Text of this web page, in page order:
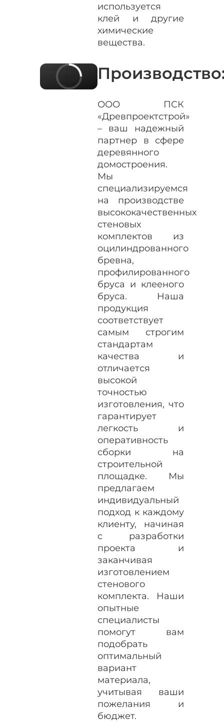
используется
клей и другие
химические
вещества.
ООО ПСК
«Древпроектстрой»
– ваш надежный
партнер в сфере
деревянного
домостроения.
Мы
специализируемся
на производстве
высококачественных
стеновых
комплектов из
оцилиндрованного
бревна,
профилированного
бруса и клееного
бруса. Наша
продукция
соответствует
самым строгим
стандартам
качества и
отличается
высокой
точностью
изготовления, что
гарантирует
легкость и
оперативность
сборки на
строительной
площадке. Мы
предлагаем
индивидуальный
подход к каждому
клиенту, начиная
с разработки
проекта и
заканчивая
изготовлением
стенового
комплекта. Наши
опытные
специалисты
помогут вам
подобрать
оптимальный
вариант
материала,
учитывая ваши
пожелания и
бюджет.